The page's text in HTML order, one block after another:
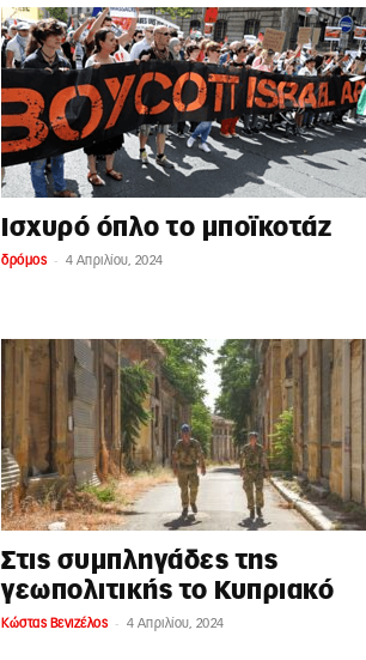
Ισχυρό όπλο το μποϊκοτάζ
δρόμος - 4 Απριλίου, 2024
Στις συμπληγάδες της
γεωπολιτικής το Κυπριακό
Κώστας Βενιζέλος - 4 Απριλίου, 2024